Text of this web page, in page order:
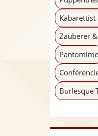
Zauberer
Pantomime
Burlesque